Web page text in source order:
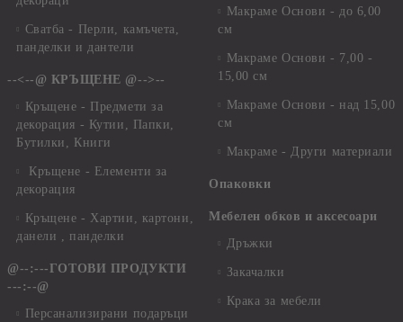
Сватба - Перли, камъчета,
панделки и дантели
--<--@ КРЪЩЕНЕ @-->--
Кръщене - Предмети за
декорация - Кутии, Папки,
Бутилки, Книги
Кръщене - Елементи за
декорация
Кръщене - Хартии, картони,
данели , панделки
@--:---ГОТОВИ ПРОДУКТИ
---:--@
Персанализирани подаръци
Макраме Основи - до 6,00
см
Макраме Основи - 7,00 -
15,00 см
Макраме Основи - над 15,00
см
Макраме - Други материали
Опаковки
Мебелен обков и аксесоари
Дръжки
Закачалки
Крака за мебели